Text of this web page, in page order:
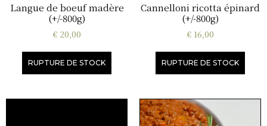
Langue de boeuf madère
(+/-800g)
€20,00
RUPTURE DE STOCK
Cannelloni ricotta épinard
(+/-800g)
€16,00
RUPTURE DE STOCK